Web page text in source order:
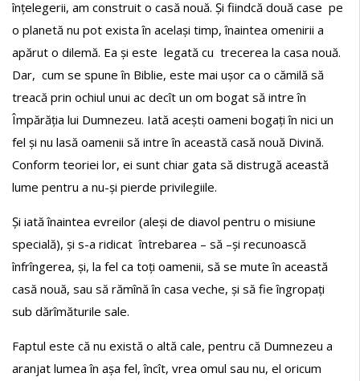
înțelegerii, am construit o casă nouă. Și fiindcă două case pe
o planetă nu pot exista în același timp, înaintea omenirii a
apărut o dilemă. Ea și este legată cu trecerea la casa nouă.
Dar, cum se spune în Biblie, este mai ușor ca o cămilă să
treacă prin ochiul unui ac decît un om bogat să intre în
Împărăția lui Dumnezeu. Iată acești oameni bogați în nici un
fel și nu lasă oamenii să intre în această casă nouă Divină.
Conform teoriei lor, ei sunt chiar gata să distrugă această
lume pentru a nu-și pierde privilegiile.
Și iată înaintea evreilor (aleși de diavol pentru o misiune
specială), și s-a ridicat întrebarea – să –și recunoască
înfrîngerea, și, la fel ca toți oamenii, să se mute în această
casă nouă, sau să rămînă în casa veche, și să fie îngropați
sub dărîmăturile sale.
Faptul este că nu există o altă cale, pentru că Dumnezeu a
aranjat lumea în așa fel, încît, vrea omul sau nu, el oricum